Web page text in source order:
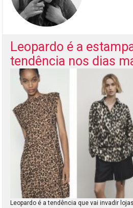
Leopardo é a
tendência nos dias
Leopardo é a tendência que vai invadir